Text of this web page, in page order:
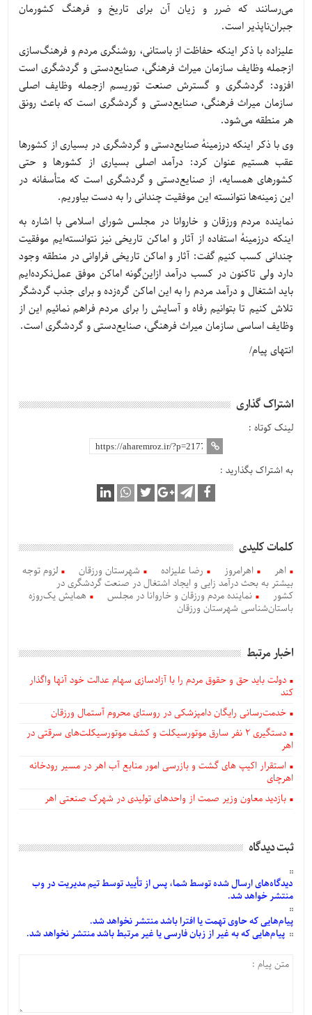
می‌رسانند که ضرر و زیان آن برای تاریخ و فرهنگ کشورمان
جبران‌ناپذیر است.
علیزاده با ذکر اینکه حفاظت از باستانی، روشنگری مردم و فرهنگ‌سازی
ازجمله وظایف سازمان میراث فرهنگی، صنایع‌دستی و گردشگری است
افزود: گردشگری و گسترش صنعت توریسم ازجمله وظایف اصلی
سازمان میراث فرهنگی، صنایع‌دستی و گردشگری است که باعث رونق
هر منطقه می‌شود.
وی با ذکر اینکه درزمینهٔ صنایع‌دستی و گردشگری در بسیاری از کشورها
عقب هستیم عنوان کرد: درآمد اصلی بسیاری از کشورها و حتی
کشورهای همسایه، از صنایع‌دستی و گردشگری است که متأسفانه در
این زمینه‌ها نتوانسته این موفقیت چندانی را به دست بیاوریم.
نماینده مردم ورزقان و خاروانا در مجلس شورای اسلامی با اشاره به
اینکه درزمینهٔ استفاده از آثار و اماکن تاریخی نیز نتوانسته‌ایم موفقیت
چندانی کسب کنیم گفت: آثار و اماکن تاریخی فراوانی در منطقه وجود
دارد ولی تاکنون در کسب درآمد ازاین‌گونه اماکن موفق عمل‌نکرده‌ایم
باید اشتغال و درآمد مردم را به این اماکن گره‌زده و برای جذب گردشگر
تلاش کنیم تا بتوانیم رفاه و آسایش را برای مردم فراهم نمائیم این از
وظایف اساسی سازمان میراث فرهنگی، صنایع‌دستی و گردشگری است.
انتهای پیام/
اشتراک گذاری
لینک کوتاه :
به اشتراک بگذارید :
کلمات کلیدی
اهر اهرامروز رضا علیزاده شهرستان ورزقان
لزوم توجه
بیشتر به بحث درآمد زایی و ایجاد اشتغال در صنعت گردشگری در
کشور
نماینده مردم ورزقان و خاروانا در مجلس
همایش یک‌روزه
باستان‌شناسی شهرستان ورزقان
اخبار مرتبط
دولت باید حق و حقوق مردم را با آزادسازی سهام عدالت خود آنها واگذار
کند
خدمت‌رسانی رایگان دامپزشکی در روستای محروم آستمال ورزقان
دستگيری ۲ نفر سارق موتورسیکلت و کشف موتورسیکلت‌های سرقتی در
اهر
استقرار اکیپ های گشت و بازرسی امور منابع آب اهر در مسیر رودخانه
اهرچای
بازدید معاون وزیر صمت از واحدهای تولیدی در شهرک صنعتی اهر
ثبت دیدگاه
دیدگاه‌هایارسالشدهتوسط شما، پس ازتأییدتوسط تیم مدیریت در وب
منتشر خواهد شد.
پیام‌هاییکه حاوی تهمت یا افترا باشد منتشر نخواهد شد.
پیام‌هاییکه به غیر از زبان فارسی یا غیر مرتبط باشد منتشر نخواهد شد.